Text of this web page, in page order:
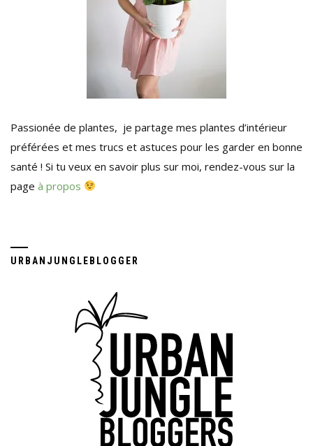
Passionée de plantes, je partage mes plantes d’intérieur
préférées et mes trucs et astuces pour les garder en bonne
santé ! Si tu veux en savoir plus sur moi, rendez-vous sur la
page à propos
URBANJUNGLEBLOGGER